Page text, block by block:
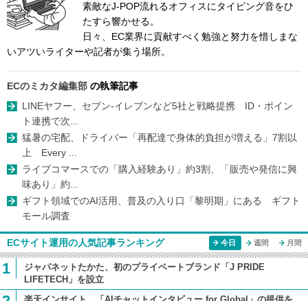
素敵なJ-POP流れるオフィスにタイピング音をひ
たすら響かせる。
日々、EC業界に貢献すべく勉強と努力を惜しまな
いアツいライターや記者が集う場所。
ECのミカタ編集部 の執筆記事
LINEヤフー、セブン-イレブンなど5社と戦略提携 ID・ポイン
ト連携で次...
猛暑の宅配、ドライバー「再配達で身体的負担が増える」7割以
上 Every ...
ライブコマースでの「購入経験あり」約3割、「販売や発信に興
味あり」約...
ギフト領域でのAI活用、普及の入り口「黎明期」にある ギフト
モール調査
ECサイト運用の人気記事ランキング 今日 週間 月間
1
ジャパネットたかた、初のプライベートブランド「J PRIDE
LIFETECH」を設立